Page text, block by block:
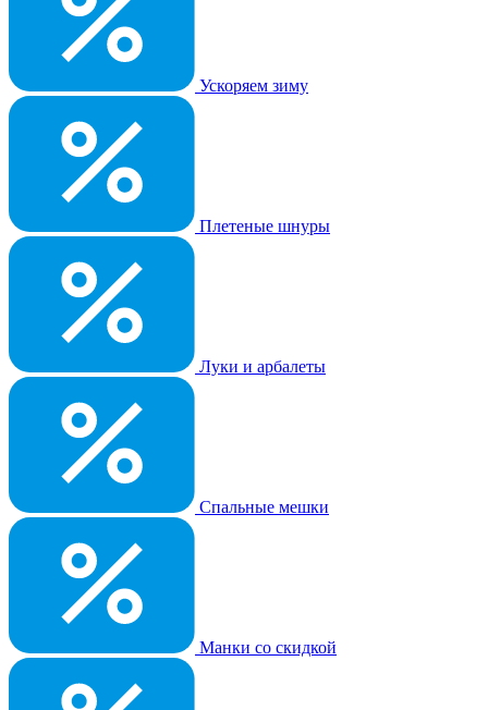
Ускоряем зиму
Плетеные шнуры
Луки и арбалеты
Спальные мешки
Манки со скидкой